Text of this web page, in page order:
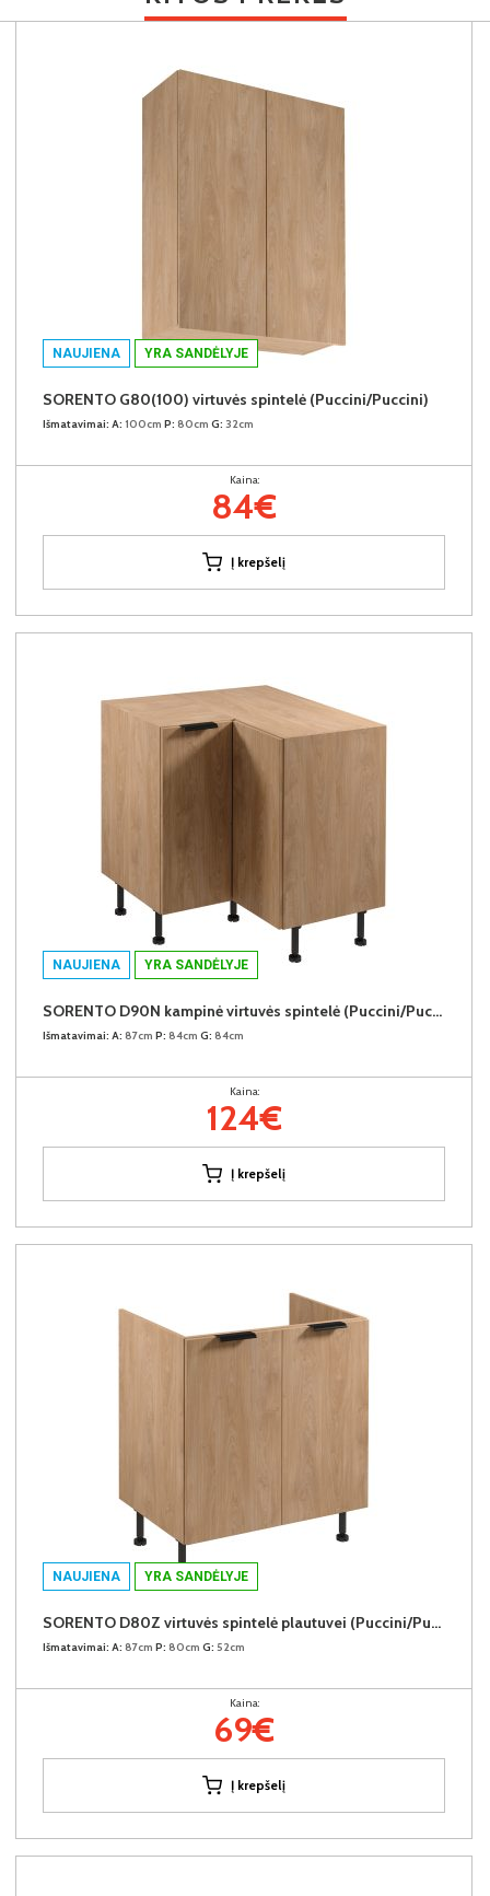
NAUJIENA YRA SANDĖLYJE
SORENTO G80(100) virtuvės spintelė (Puccini/Puccini)
Išmatavimai: A: 100cm P: 80cm G: 32cm
Kaina:
84€
Į krepšelį
NAUJIENA YRA SANDĖLYJE
SORENTO D90N kampinė virtuvės spintelė (Puccini/Puccini)
Išmatavimai: A: 87cm P: 84cm G: 84cm
Kaina:
124€
Į krepšelį
NAUJIENA YRA SANDĖLYJE
SORENTO D80Z virtuvės spintelė plautuvei (Puccini/Puccini)
Išmatavimai: A: 87cm P: 80cm G: 52cm
Kaina:
69€
Į krepšelį